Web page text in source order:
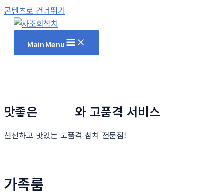
콘텐츠로 건너뛰기
Main Menu
맛좋은 와 고품격 서비스
신선하고 맛있는 고품격 참치 전문점!
가족룸